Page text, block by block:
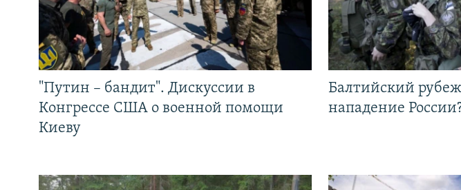
"Путин – бандит". Дискуссии в
Конгрессе США о военной помощи
Киеву
Балтийский
нападение